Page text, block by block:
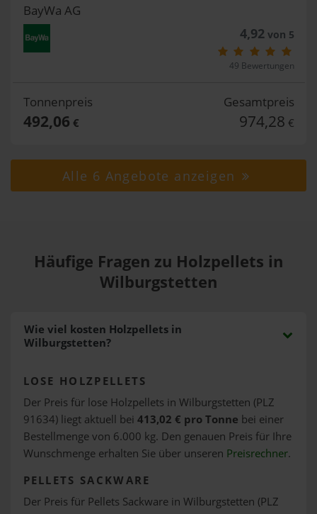
BayWa AG
4,92von 5
49 Bewertungen
Tonnenpreis
492,06 €
Gesamtpreis
974,28 €
Alle 6 Angebote anzeigen
Häufige Fragen zu Holzpellets in
Wilburgstetten
Wie viel kosten Holzpellets in
Wilburgstetten?
LOSE HOLZPELLETS
Der Preis für lose Holzpellets in Wilburgstetten (PLZ
91634) liegt aktuell bei 413,02 € pro Tonne bei einer
Bestellmenge von 6.000 kg. Den genauen Preis für Ihre
Wunschmenge erhalten Sie über unseren Preisrechner.
PELLETS SACKWARE
Der Preis für Pellets Sackware in Wilburgstetten (PLZ